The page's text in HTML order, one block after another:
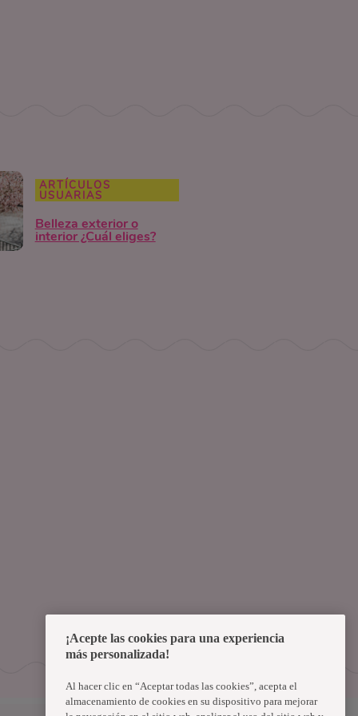
ARTÍCULOS
USUARIAS
Belleza exterior o
interior ¿Cuál eliges?
¡Acepte las cookies para una experiencia
más personalizada!
Al hacer clic en “Aceptar todas las cookies”, acepta el
almacenamiento de cookies en su dispositivo para mejorar